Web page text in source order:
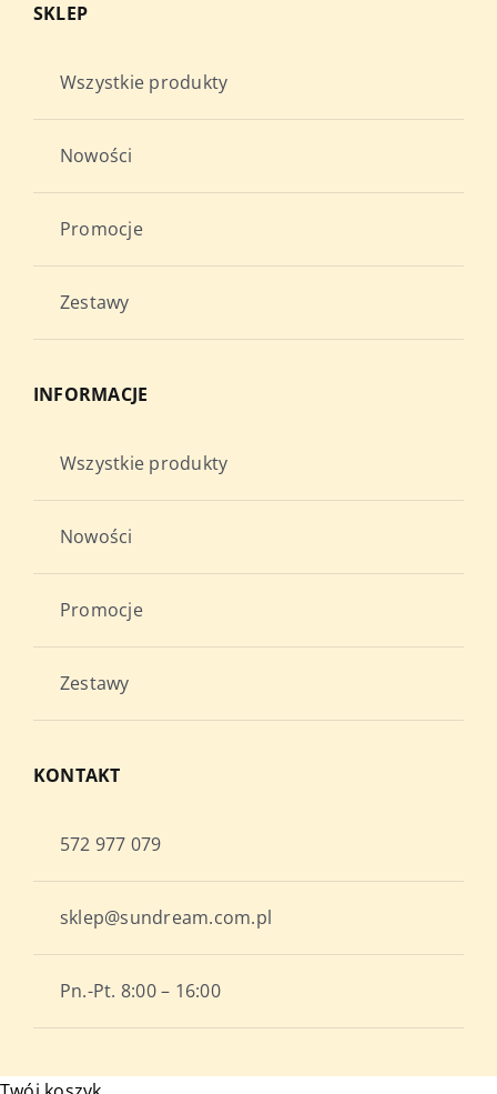
SKLEP
Wszystkie produkty
Nowości
Promocje
Zestawy
INFORMACJE
Wszystkie produkty
Nowości
Promocje
Zestawy
KONTAKT
572 977 079
sklep@sundream.com.pl
Pn.-Pt. 8:00 – 16:00